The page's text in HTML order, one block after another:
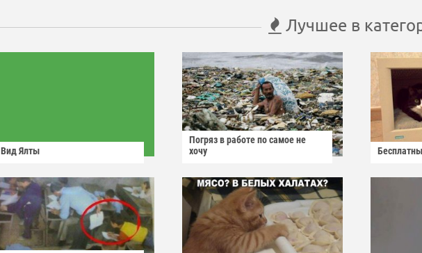
Лучшее в
Вид Ялты
Погряз в работе по самое не
хочу